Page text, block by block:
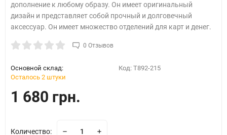
дополнение к любому образу. Он имеет оригинальный
дизайн и представляет собой прочный и долговечный
аксессуар. Он имеет множество отделений для карт и денег.
0 Отзывов
Основной склад:
Осталось 2 штуки
Код: T892-215
1 680 грн.
Количество: